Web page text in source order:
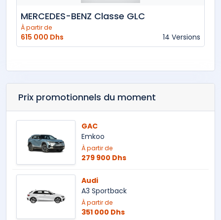
MERCEDES-BENZ Classe GLC
À partir de
615 000 Dhs 14 Versions
Prix promotionnels du moment
GAC
Emkoo
À partir de
279 900 Dhs
Audi
A3 Sportback
À partir de
351 000 Dhs